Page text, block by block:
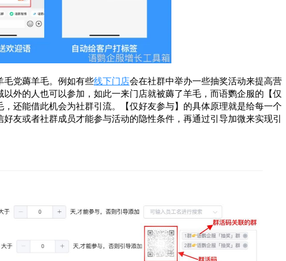
毛党薅羊毛。例如有些线下门店会在社群中举办一些抽奖活动来提高营
外的人也可以参加，如此一来门店就被薅了羊毛，而语鹦企服的【仅
还能借此机会为社群引流。【仅好友参与】的具体原理就是给每一个
友或者社群成员才能参与活动的隐性条件，再通过引导加微来实现引